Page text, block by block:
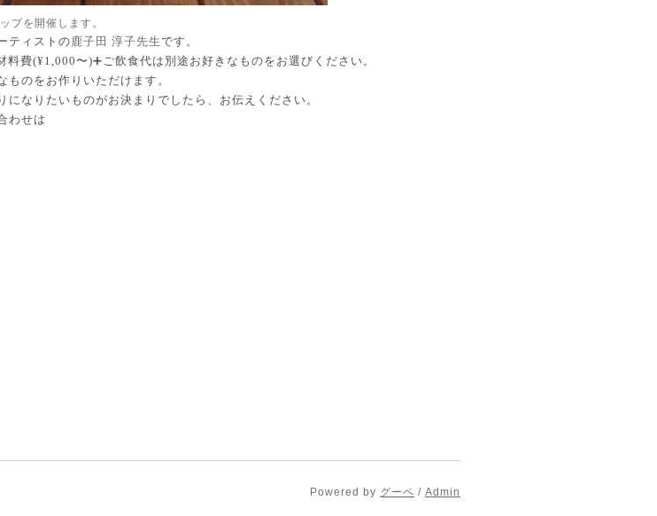
プを開催します。
ティストの鹿子田 淳子先生です。
料費(¥1,000〜)➕ご飲食代は別途お好きなものをお選びください。
ものをお作りいただけます。
になりたいものがお決まりでしたら、お伝えください。
わせは
Powered by グーペ / Admin